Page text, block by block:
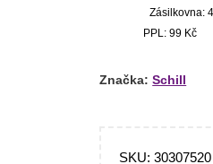
Zásilkovna:
PPL: 99 Kč
Značka: Schill
SKU:30307520